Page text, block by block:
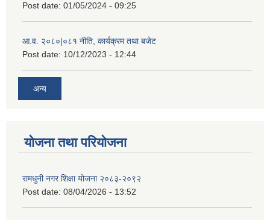
Post date: 01/05/2024 - 09:25
आ.व. २०८०|०८१ नीति, कार्यक्रम तथा बजेट
Post date: 10/12/2023 - 12:44
अन्य
योजना तथा परियोजना
रामधुनी नगर शिक्षा योजना २०८३-२०९२
Post date: 08/04/2026 - 13:52